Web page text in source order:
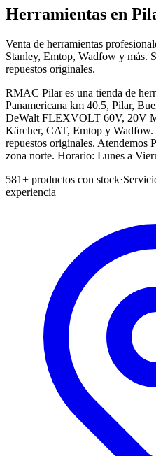
Herramientas en
Venta de herramientas
Stanley, Emtop, Wadfow y más.
repuestos originales.
RMAC Pilar es una tienda de
Panamericana km 40.5, Pilar,
DeWalt FLEXVOLT 60V, 20V
Kärcher, CAT, Emtop y
repuestos originales. Atendemos
zona norte. Horario: Lunes a
581+ productos con stock·
experiencia